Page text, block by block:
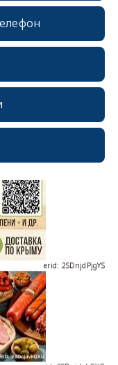
erid: 2SDnjcrDNw6
erid: 2SDnjdPjgYS
erid: 2SDnjdvhGXG